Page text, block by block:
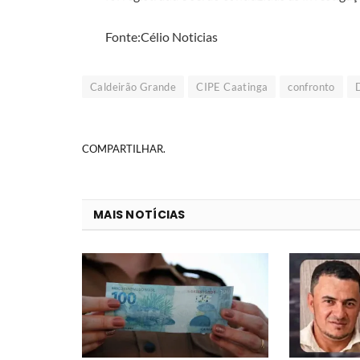
Fonte:Célio Noticias
Caldeirão Grande CIPE Caatinga confronto
COMPARTILHAR.
MAIS NOTÍCIAS